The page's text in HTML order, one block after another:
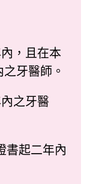
，且在本
牙醫師。
之牙醫
書起二年內